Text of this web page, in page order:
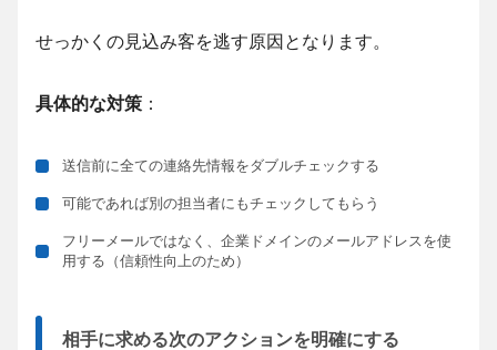
せっかくの見込み客を逃す原因となります。
具体的な対策 ：
送信前に全ての連絡先情報をダブルチェックする
可能であれば別の担当者にもチェックしてもらう
フリーメールではなく、企業ドメインのメールアドレスを使
用する（信頼性向上のため）
相手に求める次のアクションを明確にする